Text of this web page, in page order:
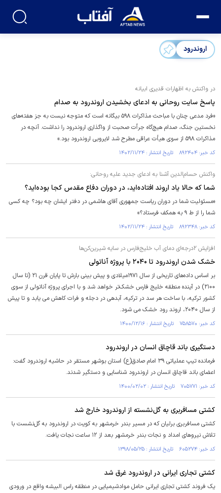
اروندرود
در واکنش به اظهارات قدیری ابیانه
پاسخ سایت روحانی به ادعای بخشیدن اروندرود به صدام
«فرد مدعی چنان با مباحث مذاکرات ۵۹۸ بیگانه است که متوجه نیست به جز هفته‌های
نخستین جنگ، صدام هیچ‌گاه جرأت صحبت از واگذاری اروندرود را نداشت. آنچه در
مذاکرات ۵۹۸ از سوی هیأت عراقی مطرح شد لایروبی اروندرود بود.»
کد خبر: ۸۹۲۴۰۴ تاریخ انتشار : ۱۴۰۲/۱۱/۲۴
واکنش حسام‌الدین آشنا به ادعای جدید علیه روحانی:
شما که حالا یاد اروند افتاده‌اید، در دوران دفاع مقدس کجا بوده‌اید؟
«مسئولیت شما در دوران ریاست جمهوری آقای هاشمی در دفتر ایشان چه بود؟ چه کسی
شما را از ط ۹ به همکف فرستاد؟»
کد خبر: ۸۹۲۳۴۸ تاریخ انتشار : ۱۴۰۲/۱۱/۲۴
افزایش ۲درجه‌ای دمای آب خلیج‌فارس در سایه شیرین‌کن‌ها
خشک شدن اروندرود تا ۲۰۴۰ با پروژه آناتولی
بر اساس داده‌های تاریخی از سال ۱۹۷۱میلادی و پیش بینی بارش تا پایان قرن ۲۱ (تا سال
۲۱۰۰) در آینده منطقه خلیج فارس خشک‌تر خواهد شد و با اجرای پروژه آناتولی از سوی
کشور ترکیه، با ساخت هر سد در ترکیه، آبدهی در دجله و فرات کاهش می یابد و تا پیش
از سال ۲۰۴۰، اروند رود خشک می شود.
کد خبر: ۷۵۸۵۷۰ تاریخ انتشار : ۱۴۰۰/۱۲/۱۶
دستگیری باند قاچاق انسان در اروندرود
فرمانده تیپ عملیاتی ۳۹ امام صادق(ع) استان بوشهر مستقر در حاشیه اروندرود گفت:
اعضای باند قاچاق انسان در اروندرود شناسایی و دستگیر شدند.
کد خبر: ۷۰۵۷۷۱ تاریخ انتشار : ۱۴۰۰/۰۲/۰۲
کشتی مسافربری به گل‌نشسته از اروندرود خارج شد
کشتی مسافربری برلیان که در مسیر بندر خرمشهر به کویت در اروندرود به گل‌نشست با
تلاش نیروهای امداد و نجات بندر خرمشهر بعد از ۱۲ ساعت نجات یافت.
کد خبر: ۶۰۵۲۷۴ تاریخ انتشار : ۱۳۹۸/۰۵/۲۵
کشتی تجاری ایرانی در اروندرود غرق شد
یک فروند کشتی تجاری ایرانی حامل موادشیمیایی در منطقه راس البیشه واقع در ورودی